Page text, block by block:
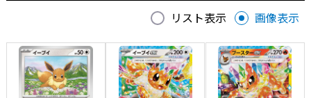
リスト表示 画像表示